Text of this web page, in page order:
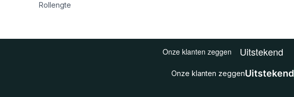
Rollengte
Onze klanten zeggenUitstekend